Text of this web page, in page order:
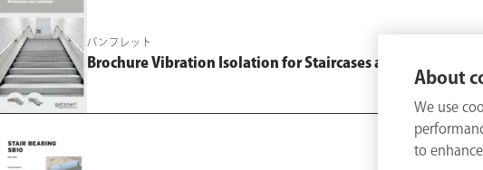
パンフレット
Brochure Vibration Isolation for Staircases and Landings EN
About
We use
to